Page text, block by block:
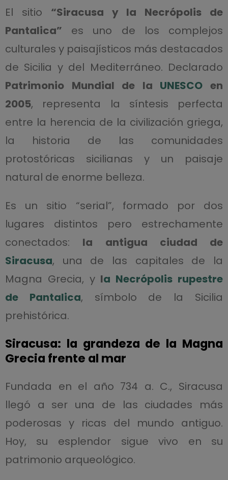
El sitio “Siracusa y la Necrópolis de
Pantalica” es uno de los complejos
culturales y paisajísticos más destacados
de Sicilia y del Mediterráneo. Declarado
Patrimonio Mundial de la UNESCO en
2005, representa la síntesis perfecta
entre la herencia de la civilización griega,
la historia de las comunidades
protostóricas sicilianas y un paisaje
natural de enorme belleza.
Es un sitio “serial”, formado por dos
lugares distintos pero estrechamente
conectados: la antigua ciudad de
Siracusa, una de las capitales de la
Magna Grecia, y la Necrópolis rupestre
de Pantalica, símbolo de la Sicilia
prehistórica.
Siracusa: la grandeza de la Magna
Grecia frente al mar
Fundada en el año 734 a. C., Siracusa
llegó a ser una de las ciudades más
poderosas y ricas del mundo antiguo.
Hoy, su esplendor sigue vivo en su
patrimonio arqueológico.